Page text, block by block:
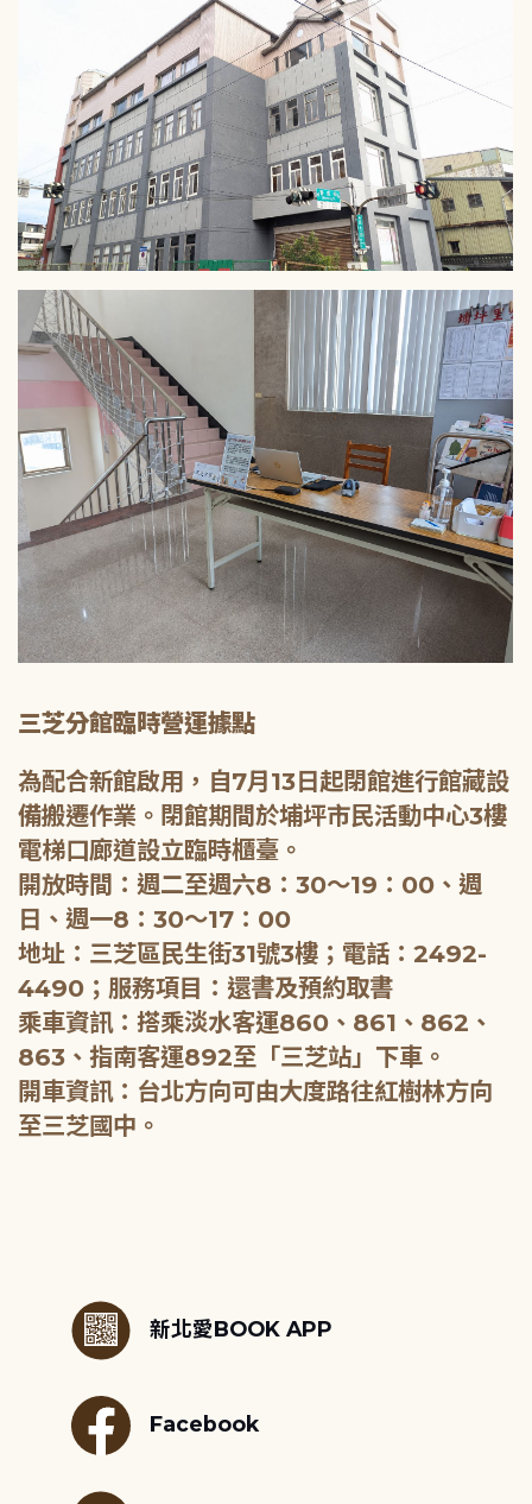
三芝分館臨時營運據點
為配合新館啟用，自7月13日起閉館進行館藏設
備搬遷作業。閉館期間於埔坪市民活動中心3樓
電梯口廊道設立臨時櫃臺。
開放時間：週二至週六8：30～19：00、週
日、週一8：30～17：00
地址：三芝區民生街31號3樓；電話：2492-
4490；服務項目：還書及預約取書
乘車資訊：搭乘淡水客運860、861、862、
863、指南客運892至「三芝站」下車。
開車資訊：台北方向可由大度路往紅樹林方向
至三芝國中。
新北愛BOOK APP
Facebook